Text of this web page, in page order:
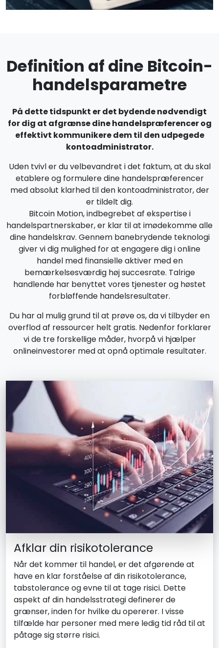
Definition af dine Bitcoin-
handelsparametre
På dette tidspunkt er det bydende nødvendigt
for dig at afgrænse dine handelspræferencer og
effektivt kommunikere dem til den udpegede
kontoadministrator.
Uden tvivl er du velbevandret i det faktum, at du skal
etablere og formulere dine handelspræferencer
med absolut klarhed til den kontoadministrator, der
er tildelt dig.
Bitcoin Motion, indbegrebet af ekspertise i
handelspartnerskaber, er klar til at imødekomme alle
dine handelskrav. Gennem banebrydende teknologi
giver vi dig mulighed for at engagere dig i online
handel med finansielle aktiver med en
bemærkelsesværdig høj succesrate. Talrige
handlende har benyttet vores tjenester og høstet
forbløffende handelsresultater.
Du har al mulig grund til at prøve os, da vi tilbyder en
overflod af ressourcer helt gratis. Nedenfor forklarer
vi de tre forskellige måder, hvorpå vi hjælper
onlineinvestorer med at opnå optimale resultater.
Afklar din risikotolerance
Når det kommer til handel, er det afgørende at
have en klar forståelse af din risikotolerance,
tabstolerance og evne til at tage risici. Dette
aspekt af din handelsstrategi definerer de
grænser, inden for hvilke du opererer. I visse
tilfælde har personer med mere ledig tid råd til at
påtage sig større risici.